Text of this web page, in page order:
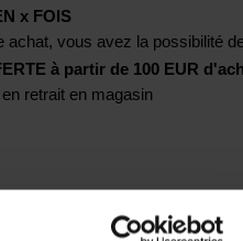
x FOIS
achat, vous avez la possibilité
à partir de 100 EUR
retrait en magasin